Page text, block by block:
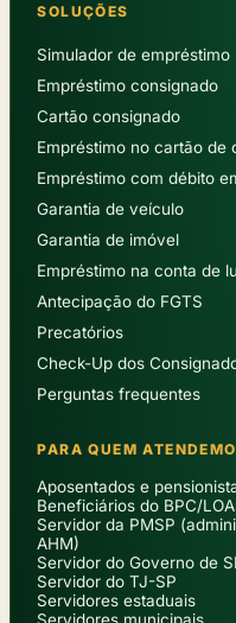
SOLUÇÕES
Simulador de empréstimo
Empréstimo consignado
Cartão consignado
Empréstimo no cartão de
Empréstimo com débito
Garantia de veículo
Garantia de imóvel
Empréstimo na conta de
Antecipação do FGTS
Precatórios
Check-Up dos
Perguntas frequentes
PARA QUEM
Aposentados e
Beneficiários do BPC/
Servidor da PMSP
AHM)
Servidor do Governo de
Servidor do TJ-SP
Servidores estaduais
Servidores municipais